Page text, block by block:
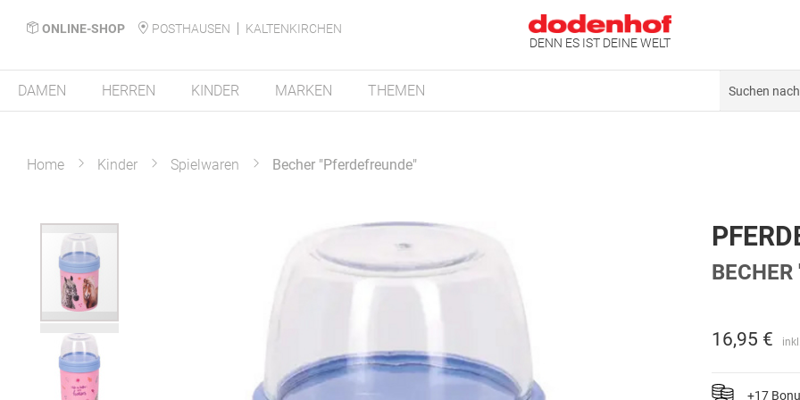
ONLINE-SHOP POSTHAUSEN
KALTENKIRCHEN
DENN ES IST DEINE WELT
DAMEN HERREN KINDER MARKEN THEMEN
Home Kinder Spielwaren Becher "Pferdefreunde"
Zum
Bildergalerie
springen
BECHER
16,95 €
+17